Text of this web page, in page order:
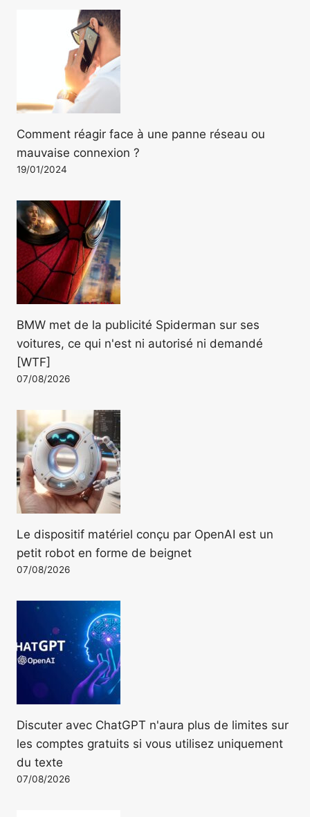
Comment réagir face à une panne réseau ou
mauvaise connexion ?
19/01/2024
BMW met de la publicité Spiderman sur ses
voitures, ce qui n'est ni autorisé ni demandé
[WTF]
07/08/2026
Le dispositif matériel conçu par OpenAI est un
petit robot en forme de beignet
07/08/2026
Discuter avec ChatGPT n'aura plus de limites sur
les comptes gratuits si vous utilisez uniquement
du texte
07/08/2026